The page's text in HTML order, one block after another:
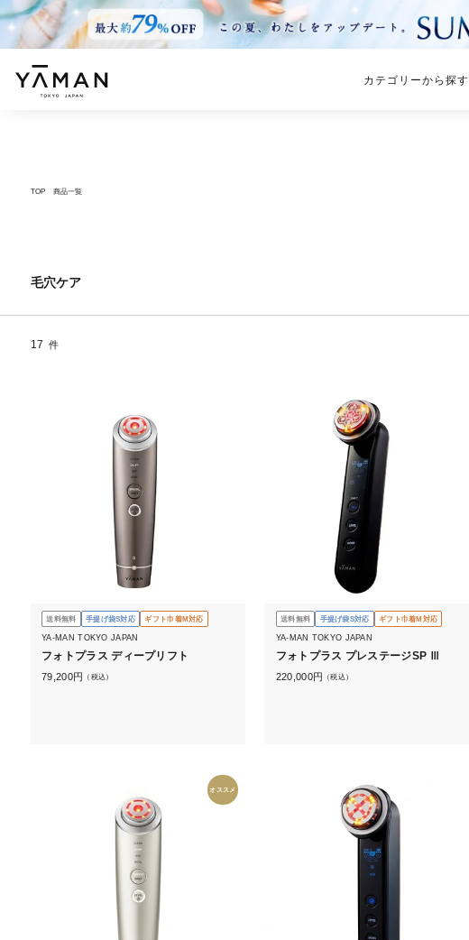
カテゴリーから探す
TOP 商品一覧
毛穴ケア
17 件
送料無料 手提げ袋S対応 ギフト巾着M対応
YA-MAN TOKYO JAPAN
フォトプラス ディープリフト
79,200円 （税込）
送料無料 手提げ袋S対応 ギフト巾着M対応
YA-MAN TOKYO JAPAN
フォトプラス プレステージSP Ⅲ
220,000円 （税込）
オススメ